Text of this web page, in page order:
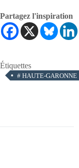
Partagez l'inspiration
Étiquettes
# HAUTE-GARONNE